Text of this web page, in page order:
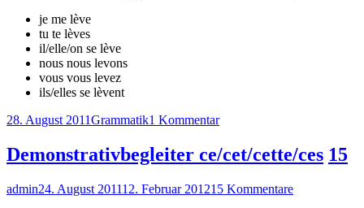
je me lève
tu te lèves
il/elle/on se lève
nous nous levons
vous vous levez
ils/elles se lèvent
Veröffentlicht
28. August 2011Kategorien
Grammatik1 Kommentarzu
se
lever
indicatif
Demonstrativbegleiter ce/cet/cette/ces 15
Autor
adminVeröffentlicht
24. August 201112. Februar 201215 Kommentarezu